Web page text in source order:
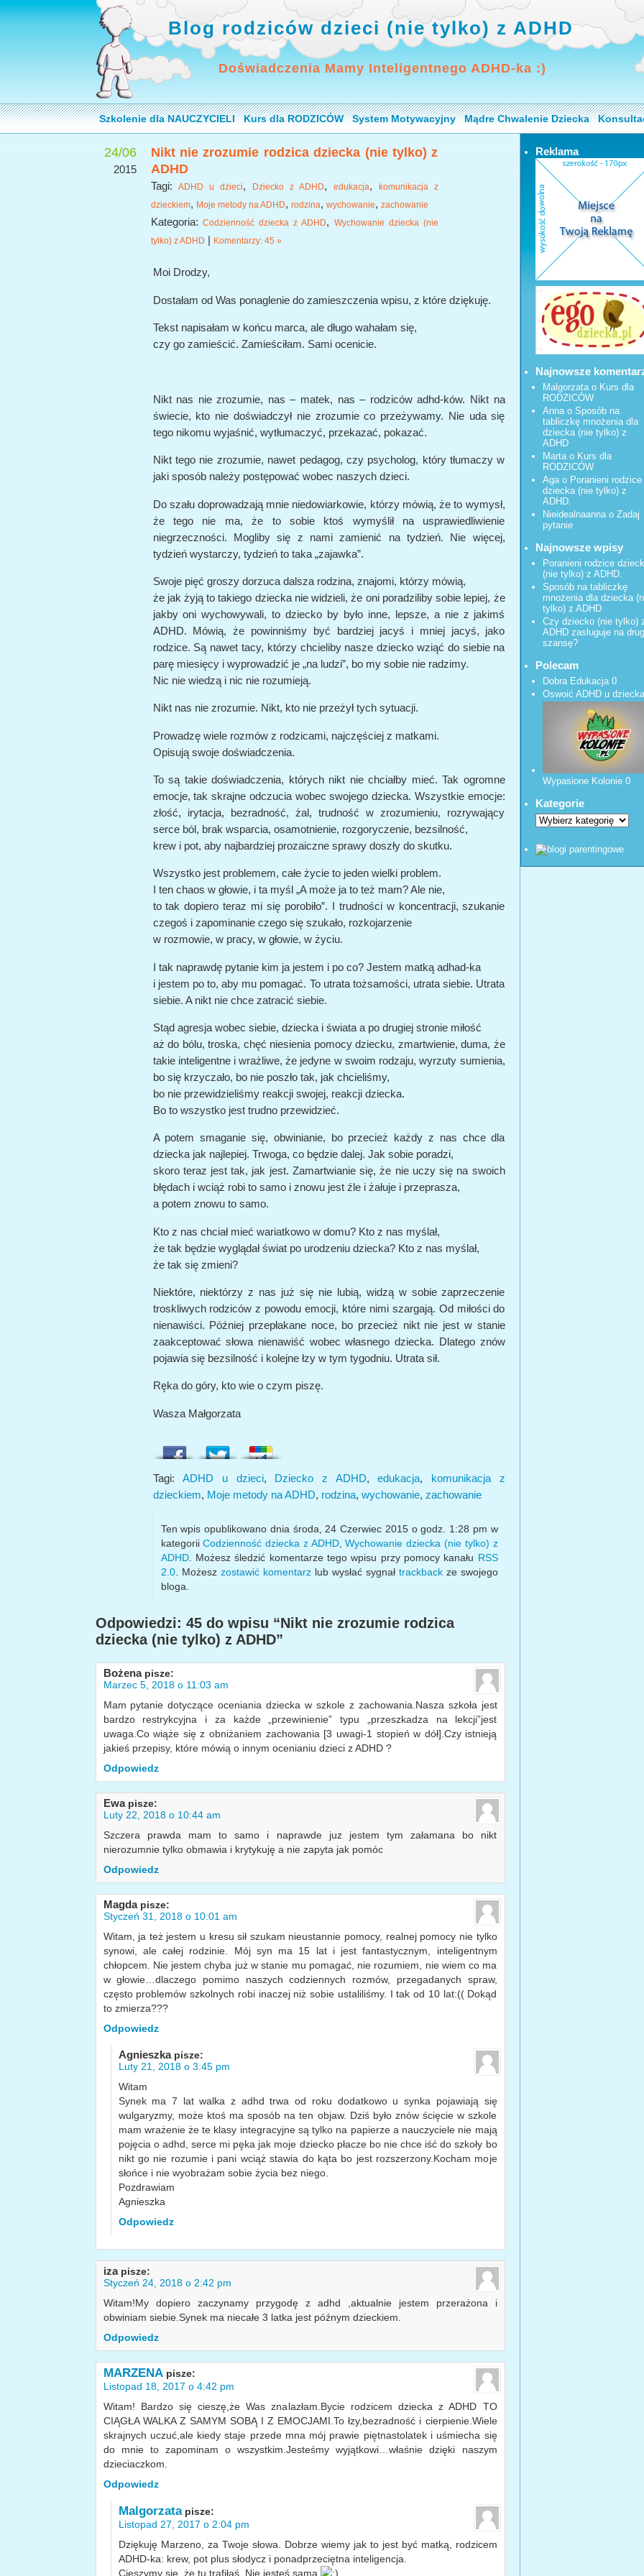
Blog rodziców dzieci (nie tylko) z ADHD
Doświadczenia Mamy Inteligentnego ADHD-ka :)
Szkolenie dla NAUCZYCIELI Kurs dla RODZICÓW System Motywacyjny Mądre Chwalenie Dziecka
24/06
2015
Nikt nie zrozumie rodzica dziecka (nie tylko) z
ADHD
Tagi:ADHD u dzieci, Dziecko z ADHD, edukacja,
komunikacja z
dzieckiem, Moje metody na ADHD, rodzina, wychowanie, zachowanie
Kategoria:Codzienność dziecka z ADHD, Wychowanie dziecka (nie
tylko) z ADHD | Komentarzy: 45 »
Moi Drodzy,
Dostałam od Was ponaglenie do zamieszczenia wpisu, z które dziękuję.
Tekst napisałam w końcu marca, ale długo wahałam się,
czy go zamieścić. Zamieściłam. Sami ocenicie.
Nikt nas nie zrozumie, nas – matek, nas – rodziców adhd-ków. Nikt na
świecie, kto nie doświadczył nie zrozumie co przeżywamy. Nie uda się
tego nikomu wyjaśnić, wytłumaczyć, przekazać, pokazać.
Nikt tego nie zrozumie, nawet pedagog, czy psycholog, który tłumaczy w
jaki sposób należy postępować wobec naszych dzieci.
Do szału doprowadzają mnie niedowiarkowie, którzy mówią, że to wymysł,
że tego nie ma, że to sobie ktoś wymyślił na usprawiedliwienie
niegrzeczności. Mogliby się z nami zamienić na tydzień. Nie więcej,
tydzień wystarczy, tydzień to taka „zajawka”.
Swoje pięć groszy dorzuca dalsza rodzina, znajomi, którzy mówią,
że jak żyją to takiego dziecka nie widzieli, że oni poradziliby sobie lepiej, że
jakby oni wychowywali, to dziecko by było inne, lepsze, a nie z jakimś
ADHD. Mówią, że powinniśmy być bardziej jacyś i mniej jacyś, jako
rodzice. Są nawet tacy, którzy chcieliby nasze dziecko wziąć do siebie na
parę miesięcy i wyprowadzić je „na ludzi”, bo my sobie nie radzimy.
Nic nie wiedzą i nic nie rozumieją.
Nikt nas nie zrozumie. Nikt, kto nie przeżył tych sytuacji.
Prowadzę wiele rozmów z rodzicami, najczęściej z matkami.
Opisują swoje doświadczenia.
To są takie doświadczenia, których nikt nie chciałby mieć. Tak ogromne
emocje, tak skrajne odczucia wobec swojego dziecka. Wszystkie emocje:
złość, irytacja, bezradność, żal, trudność w zrozumieniu, rozrywający
serce ból, brak wsparcia, osamotnienie, rozgoryczenie, bezsilność,
krew i pot, aby najbardziej prozaiczne sprawy doszły do skutku.
Wszystko jest problemem, całe życie to jeden wielki problem.
I ten chaos w głowie, i ta myśl „A może ja to też mam? Ale nie,
to tak dopiero teraz mi się porobiło”. I trudności w koncentracji, szukanie
czegoś i zapominanie czego się szukało, rozkojarzenie
w rozmowie, w pracy, w głowie, w życiu.
I tak naprawdę pytanie kim ja jestem i po co? Jestem matką adhad-ka
i jestem po to, aby mu pomagać. To utrata tożsamości, utrata siebie. Utrata
siebie. A nikt nie chce zatracić siebie.
Stąd agresja wobec siebie, dziecka i świata a po drugiej stronie miłość
aż do bólu, troska, chęć niesienia pomocy dziecku, zmartwienie, duma, że
takie inteligentne i wrażliwe, że jedyne w swoim rodzaju, wyrzuty sumienia,
bo się krzyczało, bo nie poszło tak, jak chcieliśmy,
bo nie przewidzieliśmy reakcji swojej, reakcji dziecka.
Bo to wszystko jest trudno przewidzieć.
A potem smaganie się, obwinianie, bo przecież każdy z nas chce dla
dziecka jak najlepiej. Trwoga, co będzie dalej. Jak sobie poradzi,
skoro teraz jest tak, jak jest. Zamartwianie się, że nie uczy się na swoich
błędach i wciąż robi to samo i znowu jest źle i żałuje i przeprasza,
a potem znowu to samo.
Kto z nas chciał mieć wariatkowo w domu? Kto z nas myślał,
że tak będzie wyglądał świat po urodzeniu dziecka? Kto z nas myślał,
że tak się zmieni?
Niektóre, niektórzy z nas już się nie lubią, widzą w sobie zaprzeczenie
troskliwych rodziców z powodu emocji, które nimi szargają. Od miłości do
nienawiści. Później przepłakane noce, bo przecież nikt nie jest w stanie
zaakceptować słowa nienawiść wobec własnego dziecka. Dlatego znów
pojawia się bezsilność i kolejne łzy w tym tygodniu. Utrata sił.
Ręka do góry, kto wie o czym piszę.
Wasza Małgorzata
Tagi:ADHD u dzieci, Dziecko z ADHD,edukacja, komunikacja z
dzieckiem, Moje metody na ADHD, rodzina, wychowanie, zachowanie
Ten wpis opublikowano dnia środa, 24 Czerwiec 2015 o godz. 1:28 pm w
kategoriiCodzienność dziecka z ADHD,Wychowanie dziecka (nie tylko) z
ADHD. Możesz śledzić komentarze tego wpisu przy pomocy kanału RSS
2.0. Możesz zostawić komentarzlub wysłać sygnał trackbackze swojego
bloga.
Odpowiedzi: 45 do wpisu “Nikt nie zrozumie rodzica
dziecka (nie tylko) z ADHD”
Bożena pisze:
Marzec 5, 2018 o 11:03 am
Mam pytanie dotyczące oceniania dziecka w szkole z zachowania.Nasza szkoła jest
bardzo restrykcyjna i za każde „przewinienie” typu „przeszkadza na lekcji”jest
uwaga.Co wiąże się z obniżaniem zachowania [3 uwagi-1 stopień w dół].Czy istnieją
jakieś przepisy, które mówią o innym ocenianiu dzieci z ADHD ?
Odpowiedz
Ewa pisze:
Luty 22, 2018 o 10:44 am
Szczera prawda mam to samo i naprawde juz jestem tym załamana bo nikt
nierozumnie tylko obmawia i krytykuję a nie zapyta jak pomóc
Odpowiedz
Magda pisze:
Styczeń 31, 2018 o 10:01 am
Witam, ja też jestem u kresu sił szukam nieustannie pomocy, realnej pomocy nie tylko
synowi, ale całej rodzinie. Mój syn ma 15 lat i jest fantastycznym, inteligentnym
chłopcem. Nie jestem chyba już w stanie mu pomagać, nie rozumiem, nie wiem co ma
w głowie…dlaczego pomimo naszych codziennych rozmów, przegadanych spraw,
często problemów szkolnych robi inaczej niż sobie ustaliliśmy. I tak od 10 lat:(( Dokąd
to zmierza???
Odpowiedz
Agnieszka pisze:
Luty 21, 2018 o 3:45 pm
Witam
Synek ma 7 lat walka z adhd trwa od roku dodatkowo u synka pojawiają się
wulgaryzmy, może ktoś ma sposób na ten objaw. Dziś było znów ścięcie w szkole
mam wrażenie że te klasy integracyjne są tylko na papierze a nauczyciele nie mają
pojęcia o adhd, serce mi pęka jak moje dziecko płacze bo nie chce iść do szkoły bo
nikt go nie rozumie i pani wciąż stawia do kąta bo jest rozszerzony.Kocham moje
słońce i nie wyobrażam sobie życia bez niego.
Pozdrawiam
Agnieszka
Odpowiedz
iza pisze:
Styczeń 24, 2018 o 2:42 pm
Witam!My dopiero zaczynamy przygodę z adhd ,aktualnie jestem przerażona i
obwiniam siebie.Synek ma niecałe 3 latka jest późnym dzieckiem.
Odpowiedz
MARZENA pisze:
Listopad 18, 2017 o 4:42 pm
Witam! Bardzo się cieszę,że Was znalazłam.Bycie rodzicem dziecka z ADHD TO
CIĄGŁA WALKA Z SAMYM SOBĄ I Z EMOCJAMI.To łzy,bezradność i cierpienie.Wiele
skrajnych uczuć,ale kiedy staje przede mna mój prawie piętnastolatek i uśmiecha się
do mnie to zapominam o wszystkim.Jesteśmy wyjątkowi…właśnie dzięki naszym
dzieciaczkom.
Odpowiedz
Malgorzata pisze:
Listopad 27, 2017 o 2:04 pm
Dziękuję Marzeno, za Twoje słowa. Dobrze wiemy jak to jest być matką, rodzicem
ADHD-ka: krew, pot plus słodycz i ponadprzeciętna inteligencja.
Cieszymy się, że tu trafiłaś. Nie jesteś sama
Reklama
Najnowsze
Malgorzatao Kurs dla
RODZICÓW
Anna o Sposób na
tabliczkę mnożenia dla
dziecka (nie tylko) z
ADHD
Marta o Kurs dla
RODZICÓW
Aga o Poranieni rodzice
dziecka (nie tylko) z
ADHD.
Nieidealnaannao Zadaj
pytanie
Najnowsze wpisy
Poranieni rodzice
(nie tylko) z ADHD.
Sposób na tabliczkę
mnożenia dla dziecka
tylko) z ADHD
Czy dziecko (nie tylko)
ADHD zasługuje na
szansę?
Polecam
Dobra Edukacja0
Oswoić ADHD u dziecka
Wypasione Kolonie0
Kategorie